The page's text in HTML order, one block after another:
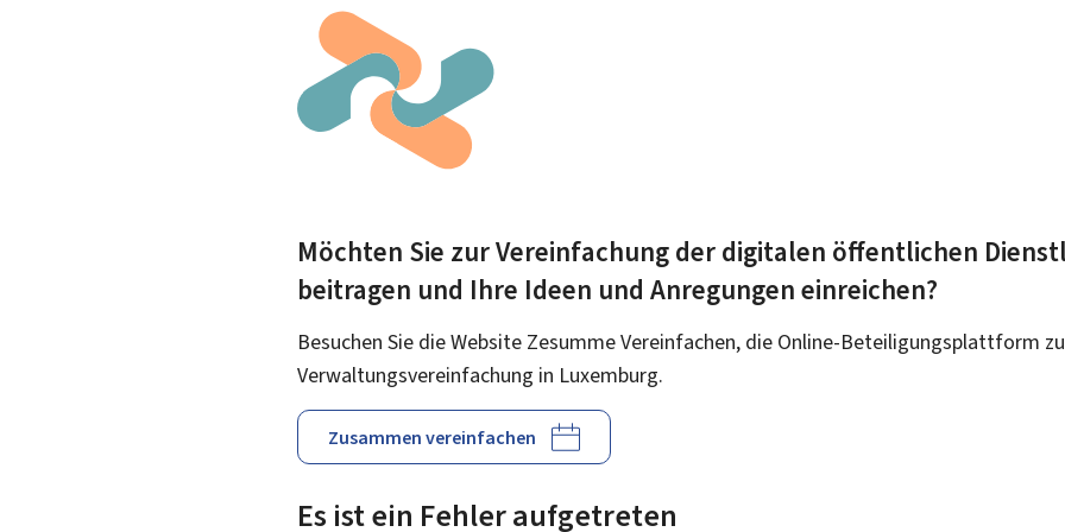
Möchten Sie zur Vereinfachung der digitalen öffentlichen
beitragen und Ihre Ideen und Anregungen einreichen?
Besuchen Sie die Website Zesumme Vereinfachen, die Online-Beteiligungsplattform
Verwaltungsvereinfachung in Luxemburg.
Zusammen vereinfachen
Es ist ein Fehler aufgetreten